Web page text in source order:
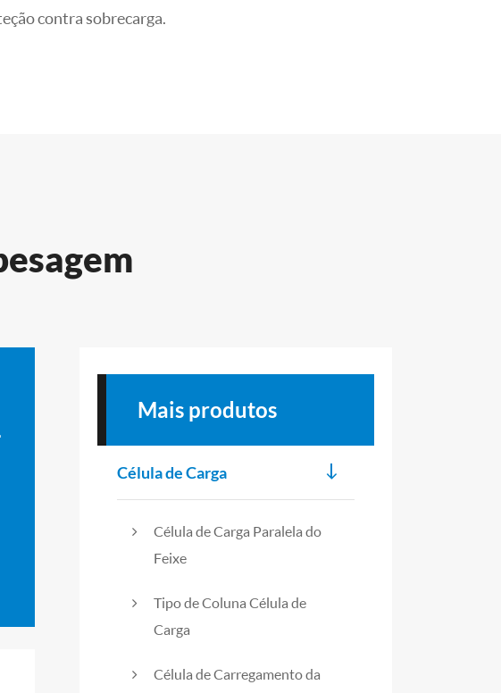
contra sobrecarga.
Mais produtos
Célula de Carga
Célula de Carga Paralela do
Feixe
Tipo de Coluna Célula de
Carga
Célula de Carregamento da